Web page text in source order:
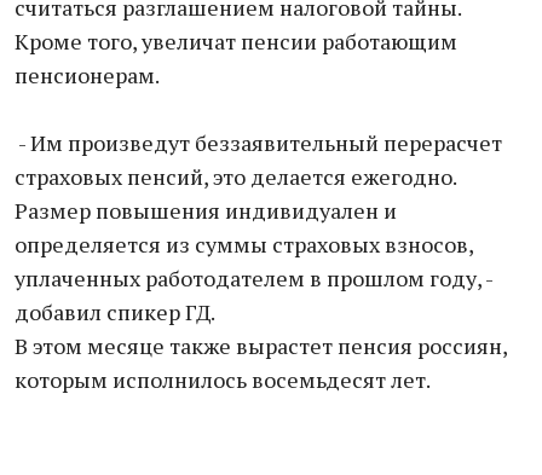
считаться разглашением налоговой тайны.
Кроме того, увеличат пенсии работающим
пенсионерам.
- Им произведут беззаявительный перерасчет
страховых пенсий, это делается ежегодно.
Размер повышения индивидуален и
определяется из суммы страховых взносов,
уплаченных работодателем в прошлом году, -
добавил спикер ГД.
В этом месяце также вырастет пенсия россиян,
которым исполнилось восемьдесят лет.